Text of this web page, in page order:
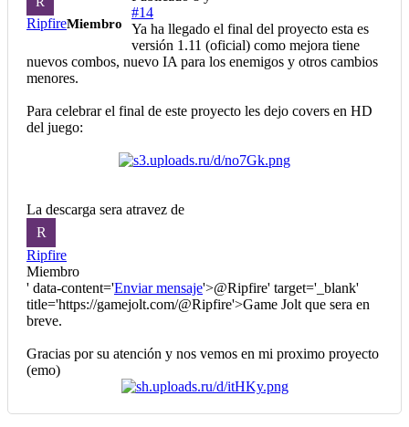
RipfireMiembro
#14
Ya ha llegado el final del proyecto esta es
versión 1.11 (oficial) como mejora tiene
nuevos combos, nuevo IA para los enemigos y otros cambios
menores.
Para celebrar el final de este proyecto les dejo covers en HD
del juego:
La descarga sera atravez de
R
Ripfire
Miembro
' data-content='Enviar mensaje'>@Ripfire' target='_blank'
title='https://gamejolt.com/@Ripfire'>Game Jolt que sera en
breve.
Gracias por su atención y nos vemos en mi proximo proyecto
(emo)